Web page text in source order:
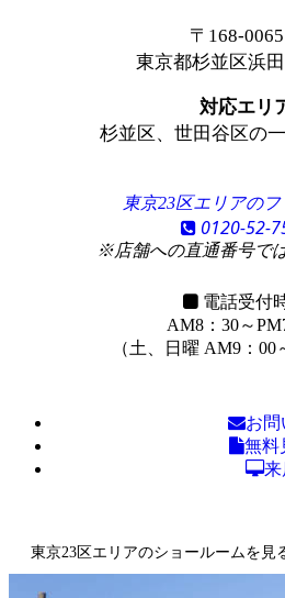
〒168-
東京都杉並区浜
対応エリ
杉並区、世田谷区の
東京23区エリアの
0120-52-
※店舗への直通番号で
電話受付
AM8：30～
（土、日曜 AM9：00
お問
無料
来
東京23区エリアのショールームを見